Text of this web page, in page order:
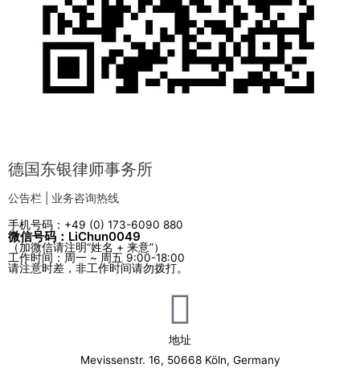
德国东银律师事务所
公告栏 | 业务咨询热线
手机号码：+49 (0) 173-6090 880
微信号码：LiChun0049
（加微信请注明“姓名 + 来意”）
工作时间：周一 ~ 周五 9:00-18:00
请注意时差，非工作时间请勿拨打。
地址
Mevissenstr. 16, 50668 Köln, Germany